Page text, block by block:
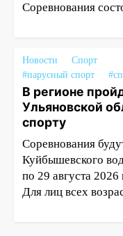
Соревнования
Новости
Спорт
#парусный спорт
В регионе
Ульяновской
спорту
Соревнования
Куйбышевского
по 29 августа
Для лиц всех